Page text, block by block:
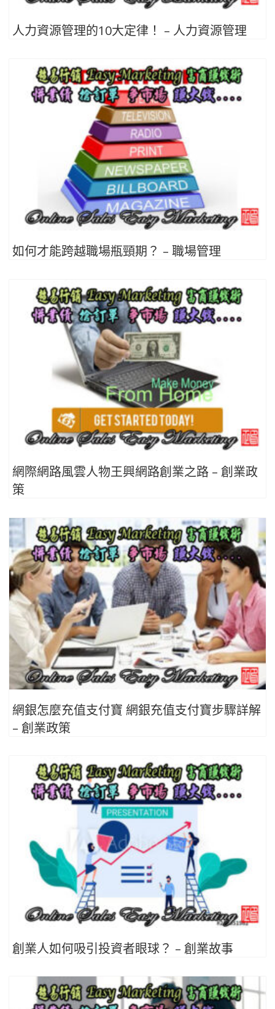
人力資源管理的10大定律！ – 人力資源管理
如何才能跨越職場瓶頸期？ – 職場管理
網際網路風雲人物王興網路創業之路 – 創業政
策
網銀怎麼充值支付寶 網銀充值支付寶步驟詳解
– 創業政策
創業人如何吸引投資者眼球？ – 創業故事